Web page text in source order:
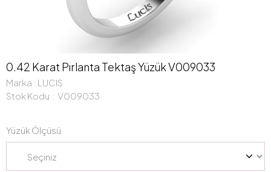
0.42 Karat Pırlanta Tektaş Yüzük V009033
Marka : LUCIS
Stok Kodu
V009033
Yüzük Ölçüsü